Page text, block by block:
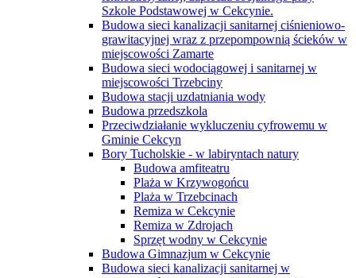
Szkole Podstawowej w Cekcynie.
Budowa sieci kanalizacji sanitarnej ciśnieniowo-
grawitacyjnej wraz z przepompownią ścieków w
miejscowości Zamarte
Budowa sieci wodociągowej i sanitarnej w
miejscowości Trzebciny
Budowa stacji uzdatniania wody
Budowa przedszkola
Przeciwdziałanie wykluczeniu cyfrowemu w
Gminie Cekcyn
Bory Tucholskie - w labiryntach natury
Budowa amfiteatru
Plaża w Krzywogońcu
Plaża w Trzebcinach
Remiza w Cekcynie
Remiza w Zdrojach
Sprzęt wodny w Cekcynie
Budowa Gimnazjum w Cekcynie
Budowa sieci kanalizacji sanitarnej w